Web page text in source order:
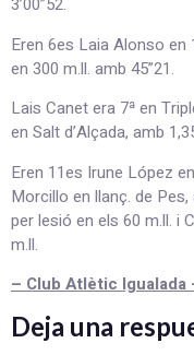
Eren 6es Laia Alonso en
en 300 m.ll. amb 45”21.
Lais Canet era 7ª en
en Salt d’Alçada, amb
Eren 11es Irune López
Morcillo en llanç. de
per lesió en els 60 m.ll. i
m.ll.
– Club Atlètic Igualada
Deja una